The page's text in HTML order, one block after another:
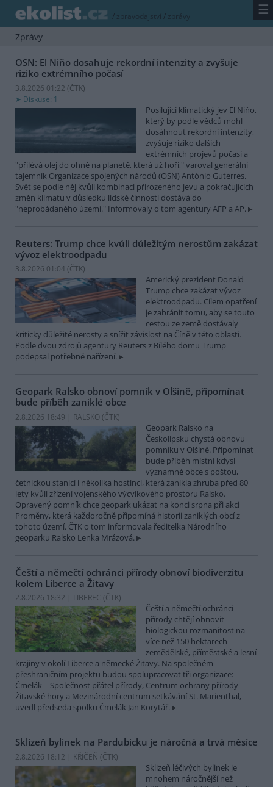
/ zpravodajství / zprávy ☰
Zprávy
OSN: El Niňo dosahuje rekordní intenzity a zvyšuje
riziko extrémního počasí
3.8.2026 01:22 (ČTK)
Diskuse: 1
Posilující klimatický jev El Niňo,
který by podle vědců mohl
dosáhnout rekordní intenzity,
zvyšuje riziko dalších
extrémních projevů počasí a
"přilévá olej do ohně na planetě, která už hoří," varoval generální
tajemník Organizace spojených národů (OSN) António Guterres.
Svět se podle něj kvůli kombinaci přirozeného jevu a pokračujících
změn klimatu v důsledku lidské činnosti dostává do
"neprobádaného území." Informovaly o tom agentury AFP a AP.
Reuters: Trump chce kvůli důležitým nerostům zakázat
vývoz elektroodpadu
3.8.2026 01:04 (ČTK)
Americký prezident Donald
Trump chce zakázat vývoz
elektroodpadu. Cílem opatření
je zabránit tomu, aby se touto
cestou ze země dostávaly
kriticky důležité nerosty a snížit závislost na Číně v této oblasti.
Podle dvou zdrojů agentury Reuters z Bílého domu Trump
podepsal potřebné nařízení.
Geopark Ralsko obnoví pomník v Olšině, připomínat
bude příběh zaniklé obce
2.8.2026 18:49 | RALSKO (ČTK)
Geopark Ralsko na
Českolipsku chystá obnovu
pomníku v Olšině. Připomínat
bude příběh místní kdysi
významné obce s poštou,
četnickou stanicí i několika hostinci, která zanikla zhruba před 80
lety kvůli zřízení vojenského výcvikového prostoru Ralsko.
Opravený pomník chce geopark ukázat na konci srpna při akci
Proměny, která každoročně připomíná historii zaniklých obcí z
tohoto území. ČTK o tom informovala ředitelka Národního
geoparku Ralsko Lenka Mrázová.
Čeští a němečtí ochránci přírody obnoví biodiverzitu
kolem Liberce a Žitavy
2.8.2026 18:32 | LIBEREC (ČTK)
Čeští a němečtí ochránci
přírody chtějí obnovit
biologickou rozmanitost na
více než 150 hektarech
zemědělské, příměstské a lesní
krajiny v okolí Liberce a německé Žitavy. Na společném
přeshraničním projektu budou spolupracovat tři organizace:
Čmelák – Společnost přátel přírody, Centrum ochrany přírody
Žitavské hory a Mezinárodní centrum setkávání St. Marienthal,
uvedl předseda spolku Čmelák Jan Korytář.
Sklizeň bylinek na Pardubicku je náročná a trvá měsíce
2.8.2026 18:12 | KŘIČEŇ (ČTK)
Sklizeň léčivých bylinek je
mnohem náročnější než